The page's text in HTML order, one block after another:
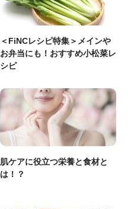
＜FiNCレシピ特集＞メインや
お弁当にも！おすすめ小松菜レ
シピ
肌ケアに役立つ栄養と食材と
は！？